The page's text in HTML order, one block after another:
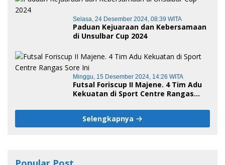
Selasa, 24 Desember 2024, 08:39 WITA
Paduan Kejuaraan dan Kebersamaan
di Unsulbar Cup 2024
Minggu, 15 Desember 2024, 14:26 WITA
Futsal Foriscup II Majene. 4 Tim Adu
Kekuatan di Sport Centre Rangas
Selengkapnya